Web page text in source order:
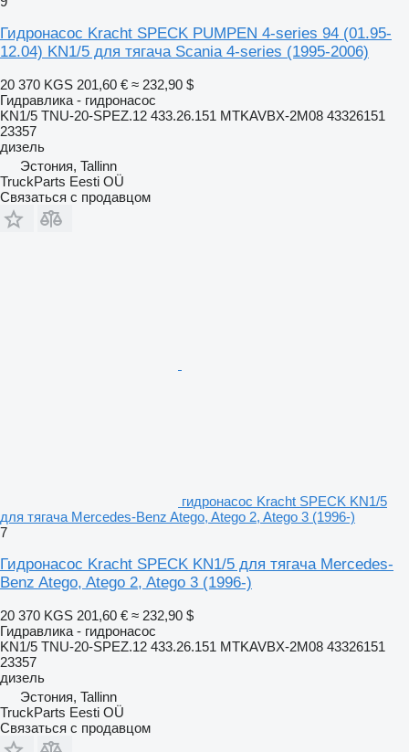
Гидронасос Kracht SPECK PUMPEN 4-series 94 (01.95-
12.04) KN1/5 для тягача Scania 4-series (1995-2006)
20 370 KGS 201,60 € ≈ 232,90 $
Гидравлика - гидронасос
KN1/5 TNU-20-SPEZ.12 433.26.151 MTKAVBX-2M08 43326151
23357
дизель
Эстония, Tallinn
TruckParts Eesti OÜ
Связаться с продавцом
гидронасос Kracht SPECK KN1/5
для тягача Mercedes-Benz Atego, Atego 2, Atego 3 (1996-)
7
Гидронасос Kracht SPECK KN1/5 для тягача Mercedes-
Benz Atego, Atego 2, Atego 3 (1996-)
20 370 KGS 201,60 € ≈ 232,90 $
Гидравлика - гидронасос
KN1/5 TNU-20-SPEZ.12 433.26.151 MTKAVBX-2M08 43326151
23357
дизель
Эстония, Tallinn
TruckParts Eesti OÜ
Связаться с продавцом